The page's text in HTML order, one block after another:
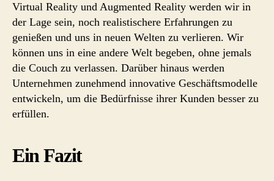
Virtual Reality und Augmented Reality werden wir in
der Lage sein, noch realistischere Erfahrungen zu
genießen und uns in neuen Welten zu verlieren. Wir
können uns in eine andere Welt begeben, ohne jemals
die Couch zu verlassen. Darüber hinaus werden
Unternehmen zunehmend innovative Geschäftsmodelle
entwickeln, um die Bedürfnisse ihrer Kunden besser zu
erfüllen.
Ein Fazit